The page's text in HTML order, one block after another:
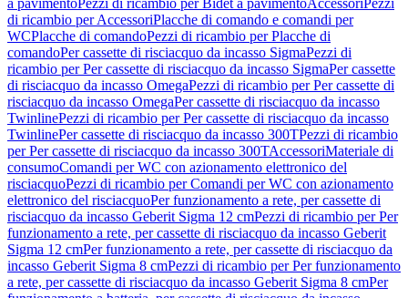
a pavimentoPezzi di ricambio per Bidet a pavimentoAccessoriPezzi
di ricambio per AccessoriPlacche di comando e comandi per
WCPlacche di comandoPezzi di ricambio per Placche di
comandoPer cassette di risciacquo da incasso SigmaPezzi di
ricambio per Per cassette di risciacquo da incasso SigmaPer cassette
di risciacquo da incasso OmegaPezzi di ricambio per Per cassette di
risciacquo da incasso OmegaPer cassette di risciacquo da incasso
TwinlinePezzi di ricambio per Per cassette di risciacquo da incasso
TwinlinePer cassette di risciacquo da incasso 300TPezzi di ricambio
per Per cassette di risciacquo da incasso 300TAccessoriMateriale di
consumoComandi per WC con azionamento elettronico del
risciacquoPezzi di ricambio per Comandi per WC con azionamento
elettronico del risciacquoPer funzionamento a rete, per cassette di
risciacquo da incasso Geberit Sigma 12 cmPezzi di ricambio per Per
funzionamento a rete, per cassette di risciacquo da incasso Geberit
Sigma 12 cmPer funzionamento a rete, per cassette di risciacquo da
incasso Geberit Sigma 8 cmPezzi di ricambio per Per funzionamento
a rete, per cassette di risciacquo da incasso Geberit Sigma 8 cmPer